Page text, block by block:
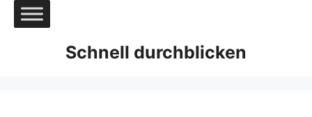
Zum
Inhalt
Schnell durchblicken